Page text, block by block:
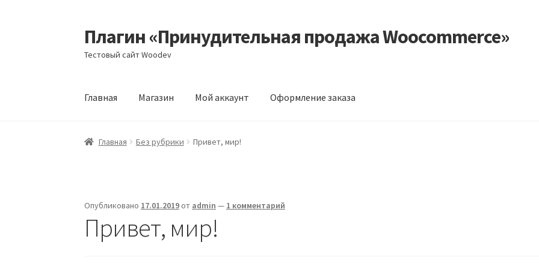
Перейти
к
навигации
Перейти
к
содержимому
Плагин «Принудительная продажа Woocommerce»
Тестовый сайт Woodev
Главная Магазин Мой аккаунт Оформление заказа
Главная БлогКорзина Магазин Мой аккаунт
Главная Без рубрики Привет, мир!
Опубликовано 17.01.2019от admin — 1 комментарий
Привет, мир!